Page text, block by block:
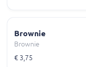
Brownie
Brownie
€ 3,75